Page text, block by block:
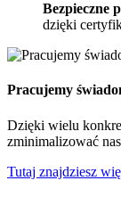
Bezpieczne
dzięki
Pracujemy
Dzięki wielu
zminimalizować
Tutaj znajdziesz